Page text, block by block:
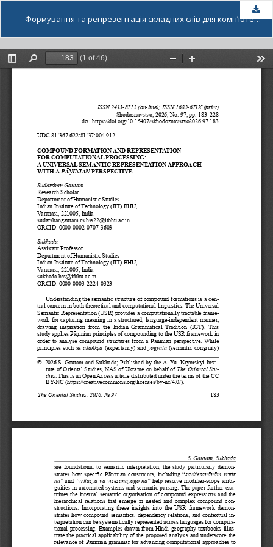
Формування та репрезентація складних слів для комп’ютерної обробки: підхід універсального семантичного представлення з Панінійської перспективи